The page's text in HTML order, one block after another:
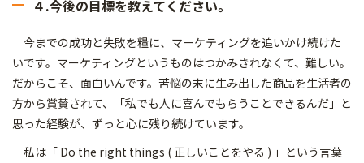
４.今後の目標を教えてください。
今までの成功と失敗を糧に、マーケティングを追いかけ続けた
いです。マーケティングというものはつかみきれなくて、難しい。
だからこそ、面白いんです。苦悩の末に生み出した商品を生活者の
方から賞賛されて、「私でも人に喜んでもらうことできるんだ」と
思った経験が、ずっと心に残り続けています。
私は「 Do the right things ( 正しいことをやる ) 」という言葉